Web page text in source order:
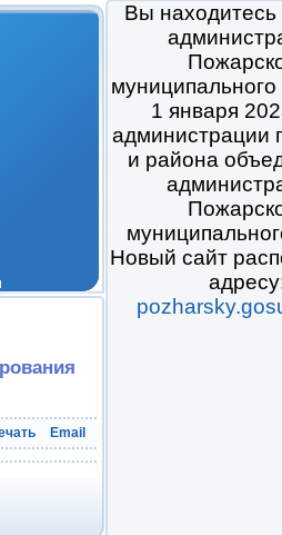
Вы находитесь
1 января
администрации
и района
Новый сайт
Email